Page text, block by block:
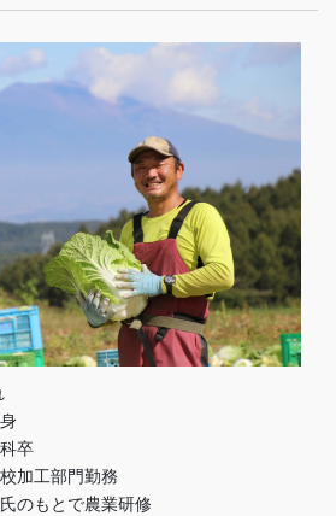
卒
加工部門勤務
のもとで農業研修